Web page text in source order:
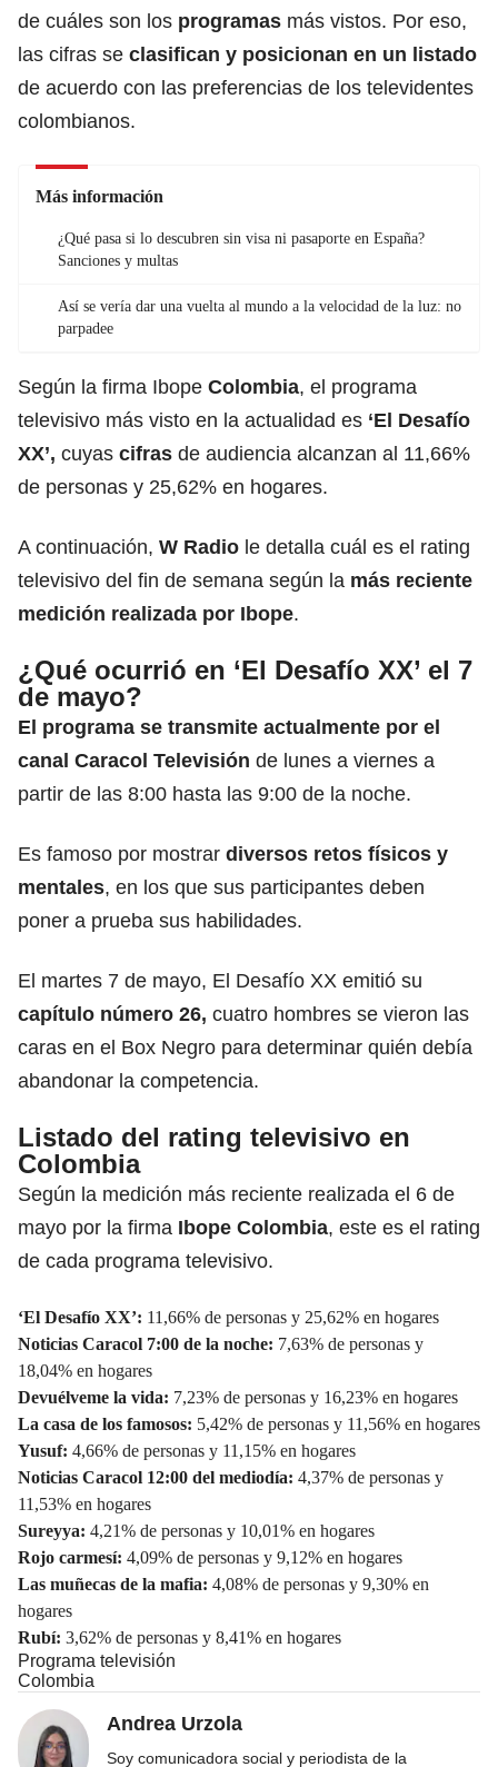
de cuáles son los programas más vistos. Por eso,
las cifras se clasifican y posicionan en un listado
de acuerdo con las preferencias de los televidentes
colombianos.
Más información
¿Qué pasa si lo descubren sin visa ni pasaporte en España?
Sanciones y multas
Así se vería dar una vuelta al mundo a la velocidad de la luz: no
parpadee
Según la firma Ibope Colombia, el programa
televisivo más visto en la actualidad es ‘El Desafío
XX’, cuyas cifras de audiencia alcanzan al 11,66%
de personas y 25,62% en hogares.
A continuación, W Radio le detalla cuál es el rating
televisivo del fin de semana según la más reciente
medición realizada por Ibope.
¿Qué ocurrió en ‘El Desafío XX’ el 7
de mayo?
El programa se transmite actualmente por el
canal Caracol Televisión de lunes a viernes a
partir de las 8:00 hasta las 9:00 de la noche.
Es famoso por mostrar diversos retos físicos y
mentales, en los que sus participantes deben
poner a prueba sus habilidades.
El martes 7 de mayo, El Desafío XX emitió su
capítulo número 26, cuatro hombres se vieron las
caras en el Box Negro para determinar quién debía
abandonar la competencia.
Listado del rating televisivo en
Colombia
Según la medición más reciente realizada el 6 de
mayo por la firma Ibope Colombia, este es el rating
de cada programa televisivo.
‘El Desafío XX’: 11,66% de personas y 25,62% en hogares
Noticias Caracol 7:00 de la noche: 7,63% de personas y
18,04% en hogares
Devuélveme la vida: 7,23% de personas y 16,23% en hogares
La casa de los famosos: 5,42% de personas y 11,56% en hogares
Yusuf: 4,66% de personas y 11,15% en hogares
Noticias Caracol 12:00 del mediodía: 4,37% de personas y
11,53% en hogares
Sureyya: 4,21% de personas y 10,01% en hogares
Rojo carmesí: 4,09% de personas y 9,12% en hogares
Las muñecas de la mafia: 4,08% de personas y 9,30% en
hogares
Rubí: 3,62% de personas y 8,41% en hogares
Programa televisión
Colombia
Andrea Urzola
Soy comunicadora social y periodista de la